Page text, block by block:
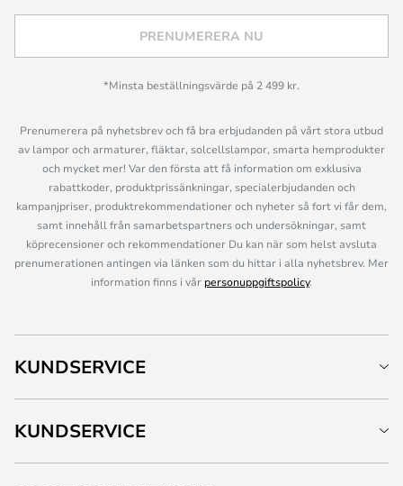
PRENUMERERA NU
*Minsta beställningsvärde på 2 499 kr.
Prenumerera på nyhetsbrev och få bra erbjudanden på vårt stora utbud
av lampor och armaturer, fläktar, solcellslampor, smarta hemprodukter
och mycket mer! Var den första att få information om exklusiva
rabattkoder, produktprissänkningar, specialerbjudanden och
kampanjpriser, produktrekommendationer och nyheter så fort vi får dem,
samt innehåll från samarbetspartners och undersökningar, samt
köprecensioner och rekommendationer Du kan när som helst avsluta
prenumerationen antingen via länken som du hittar i alla nyhetsbrev. Mer
information finns i vår personuppgiftspolicy.
KUNDSERVICE
KUNDSERVICE